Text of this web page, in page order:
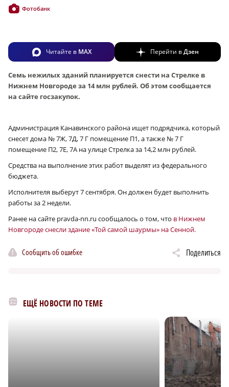
Фотобанк
Читайте в MAX Перейти вДзен
Семь нежилых зданий планируется снести на Стрелке в
Нижнем Новгороде за 14 млн рублей. Об этом сообщается
на сайте госзакупок.
Администрация Канавинского района ищет подрядчика, который
снесет дома № 7Ж, 7Д, 7 Г помещение П1, а также № 7 Г
помещение П2, 7Е, 7А на улице Стрелка за 14,2 млн рублей.
Средства на выполнение этих работ выделят из федерального
бюджета.
Исполнителя выберут 7 сентября. Он должен будет выполнить
работы за 2 недели.
Ранее на сайте pravda-nn.ru сообщалось о том, что в Нижнем
Новгороде снесли здание «Той самой шаурмы» на Сенной.
Сообщить об ошибке Поделиться
ЕЩЁ НОВОСТИ ПО ТЕМЕ